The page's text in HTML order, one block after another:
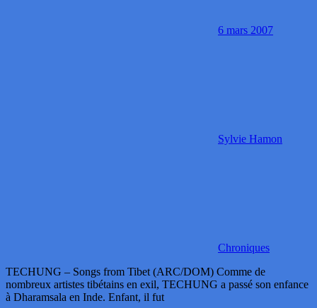
6 mars 2007
Sylvie Hamon
Chroniques
TECHUNG – Songs from Tibet (ARC/DOM) Comme de
nombreux artistes tibétains en exil, TECHUNG a passé son enfance
à Dharamsala en Inde. Enfant, il fut